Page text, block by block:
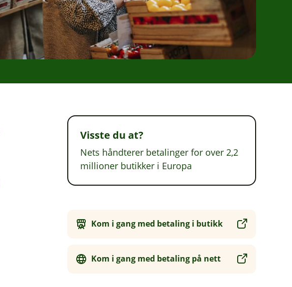
Visste du at?
Nets håndterer betalinger for over 2,2
millioner butikker i Europa
Kom i gang med betaling i butikk
Kom i gang med betaling på nett